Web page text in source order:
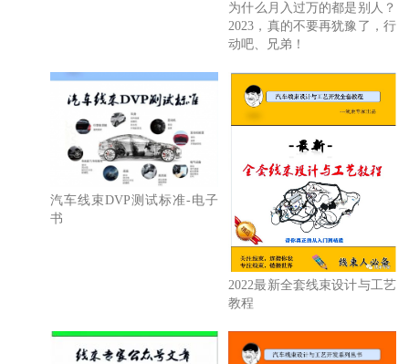
为什么月入过万的都是别人？
2023，真的不要再犹豫了，行
动吧、兄弟！
汽车线束DVP测试标准-电子
书
2022最新全套线束设计与工艺
教程